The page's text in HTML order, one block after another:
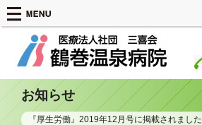
お知らせ
『厚生労働』2019年12月号に掲載されました